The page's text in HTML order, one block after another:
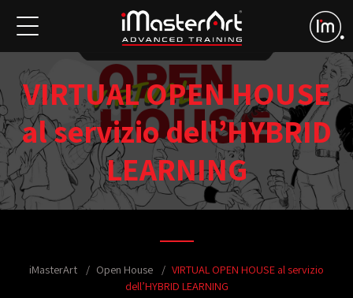
VIRTUAL OPEN HOUSE
al servizio dell’HYBRID
LEARNING
iMasterArt Open House
VIRTUAL OPEN HOUSE al servizio
dell’HYBRID LEARNING